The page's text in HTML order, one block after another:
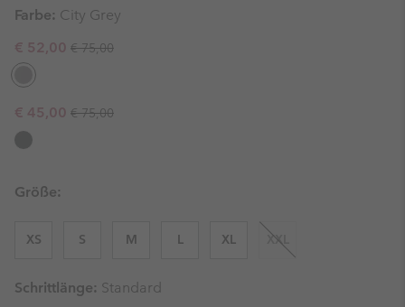
Farbe: City Grey
Sale price:
€ 52,00 Regular price:
€ 75,00
Sale price:
€ 45,00 Regular price:
€ 75,00
Größe:
XS S M L XL XXL
Schrittlänge: Standard